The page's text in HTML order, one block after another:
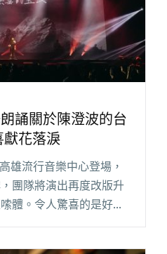
誦關於陳澄波的台
獻花落淚
雄流行音樂中心登場，
團隊將演出再度改版升
體。令人驚喜的是好友
花給好友陳珊妮，讓她